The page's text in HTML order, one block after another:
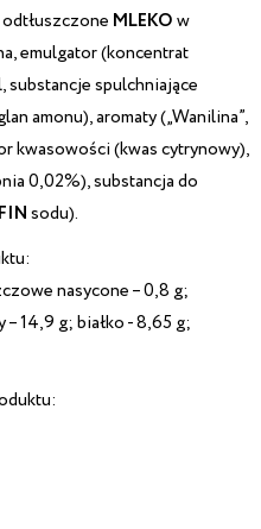
MLEKOw
emulgator (koncentrat
spulchniające
amonu), aromaty („Wanilina”,
kwasowości (kwas cytrynowy),
0,02%), substancja do
sodu).
nasycone – 0,8 g;
14,9 g; białko - 8,65 g;